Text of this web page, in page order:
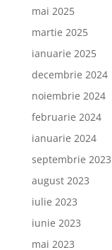
mai 2025
martie 2025
ianuarie 2025
decembrie 2024
noiembrie 2024
februarie 2024
ianuarie 2024
septembrie 2023
august 2023
iulie 2023
iunie 2023
mai 2023